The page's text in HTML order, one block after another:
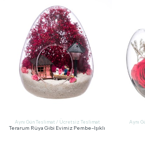
Aynı Gün Teslimat / Ücretsiz Teslimat
Terarum Rüya Gibi Evimiz Pembe-Işıklı
Aynı